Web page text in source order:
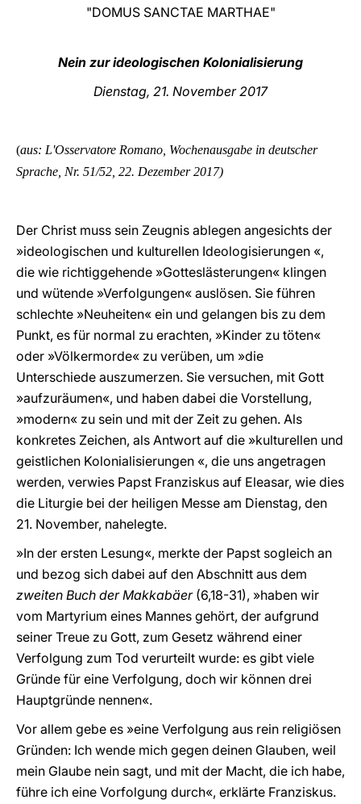
LATINE
"DOMUS SANCTAE MARTHAE"
Nein zur ideologischen Kolonialisierung
Dienstag, 21. November 2017
(aus: L'Osservatore Romano, Wochenausgabe in deutscher
Sprache, Nr. 51/52, 22. Dezember2017)
Der Christ muss sein Zeugnis ablegen angesichts der
»ideologischen und kulturellen Ideologisierungen «,
die wie richtiggehende »Gotteslästerungen« klingen
und wütende »Verfolgungen« auslösen. Sie führen
schlechte »Neuheiten« ein und gelangen bis zu dem
Punkt, es für normal zu erachten, »Kinder zu töten«
oder »Völkermorde« zu verüben, um »die
Unterschiede auszumerzen. Sie versuchen, mit Gott
»aufzuräumen«, und haben dabei die Vorstellung,
»modern« zu sein und mit der Zeit zu gehen. Als
konkretes Zeichen, als Antwort auf die »kulturellen und
geistlichen Kolonialisierungen «, die uns angetragen
werden, verwies Papst Franziskus auf Eleasar, wie dies
die Liturgie bei der heiligen Messe am Dienstag, den
21. November, nahelegte.
»In der ersten Lesung«, merkte der Papst sogleich an
und bezog sich dabei auf den Abschnitt aus dem
zweiten Buch der Makkabäer (6,18-31), »haben wir
vom Martyrium eines Mannes gehört, der aufgrund
seiner Treue zu Gott, zum Gesetz während einer
Verfolgung zum Tod verurteilt wurde: es gibt viele
Gründe für eine Verfolgung, doch wir können drei
Hauptgründe nennen«.
Vor allem gebe es »eine Verfolgung aus rein religiösen
Gründen: Ich wende mich gegen deinen Glauben, weil
mein Glaube nein sagt, und mit der Macht, die ich habe,
führe ich eine Vorfolgung durch«, erklärte Franziskus.